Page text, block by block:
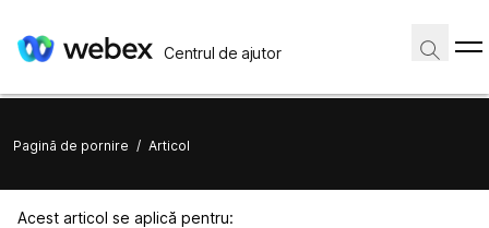
Centrul de ajutor
Pagină de pornire / Articol
Acest articol se aplică pentru: